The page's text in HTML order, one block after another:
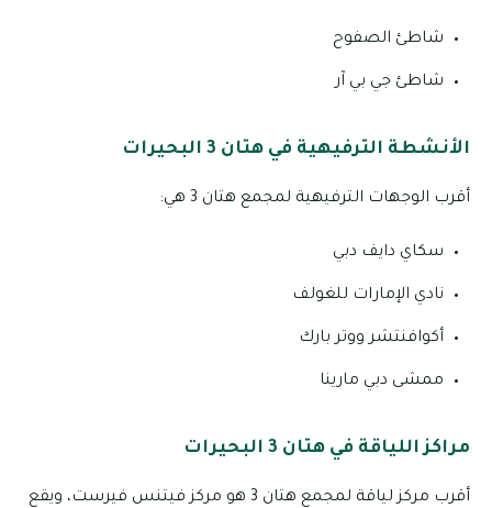
شاطئ الصفوح
شاطئ جي بي آر
الأنشطة الترفيهية في هتان 3 البحيرات
أقرب الوجهات الترفيهية لمجمع هتان 3 هي:
سكاي دايف دبي
نادي الإمارات للغولف
أكوافنتشر ووتر بارك
ممشى دبي مارينا
مراكز اللياقة في هتان 3 البحيرات
أقرب مركز لياقة لمجمع هتان 3 هو مركز فيتنس فيرست، ويقع